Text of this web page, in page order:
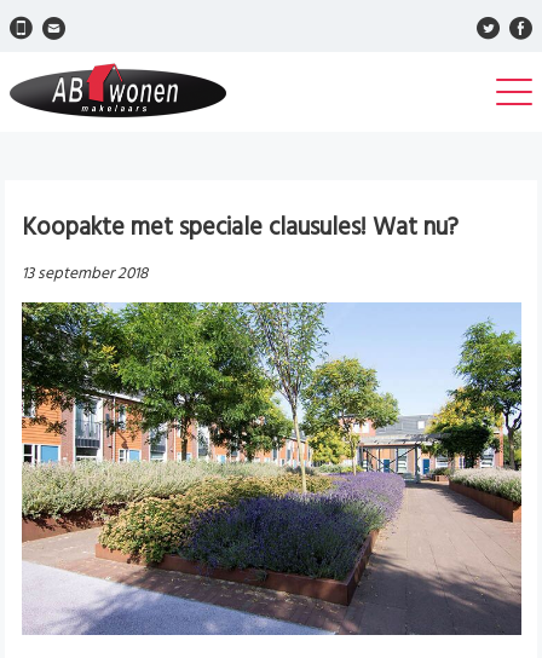
Koopakte met speciale clausules! Wat nu?
13 september 2018